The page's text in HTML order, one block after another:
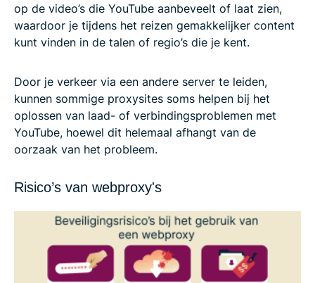
op de video’s die YouTube aanbeveelt of laat zien,
waardoor je tijdens het reizen gemakkelijker content
kunt vinden in de talen of regio’s die je kent.
Door je verkeer via een andere server te leiden,
kunnen sommige proxysites soms helpen bij het
oplossen van laad- of verbindingsproblemen met
YouTube, hoewel dit helemaal afhangt van de
oorzaak van het probleem.
Risico’s van webproxy's